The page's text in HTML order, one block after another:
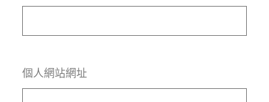
個人網站網址